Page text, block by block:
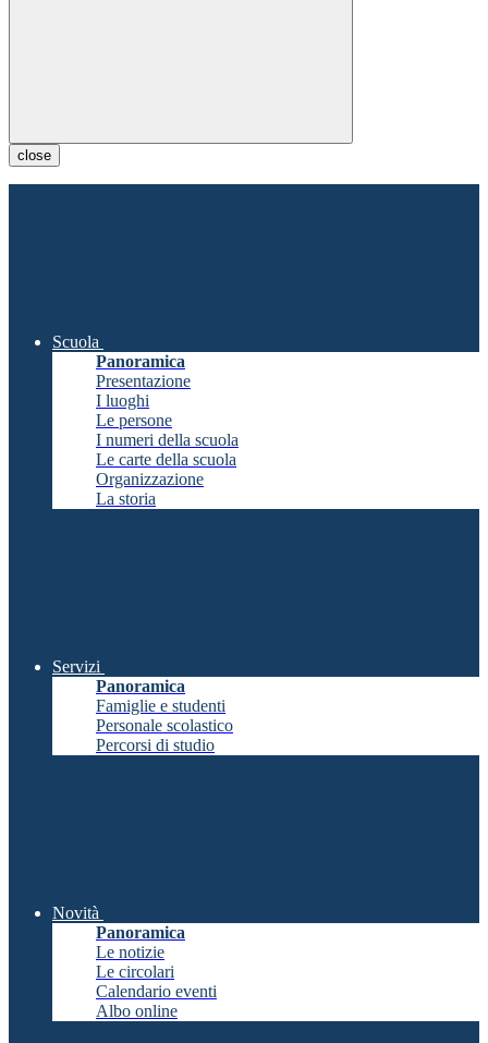
close
Scuola
Panoramica
Presentazione
I luoghi
Le persone
I numeri della scuola
Le carte della scuola
Organizzazione
La storia
Servizi
Panoramica
Famiglie e studenti
Personale scolastico
Percorsi di studio
Novità
Panoramica
Le notizie
Le circolari
Calendario eventi
Albo online